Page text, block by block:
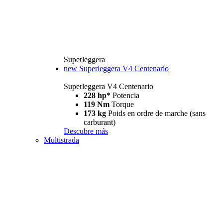
Superleggera
new Superleggera V4 Centenario
Superleggera V4 Centenario
228 hp* Potencia
119 Nm Torque
173 kg Poids en ordre de marche (sans
carburant)
Descubre más
Multistrada